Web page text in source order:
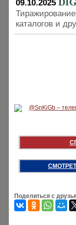
09.10.2025
каталогов и
Поделиться с